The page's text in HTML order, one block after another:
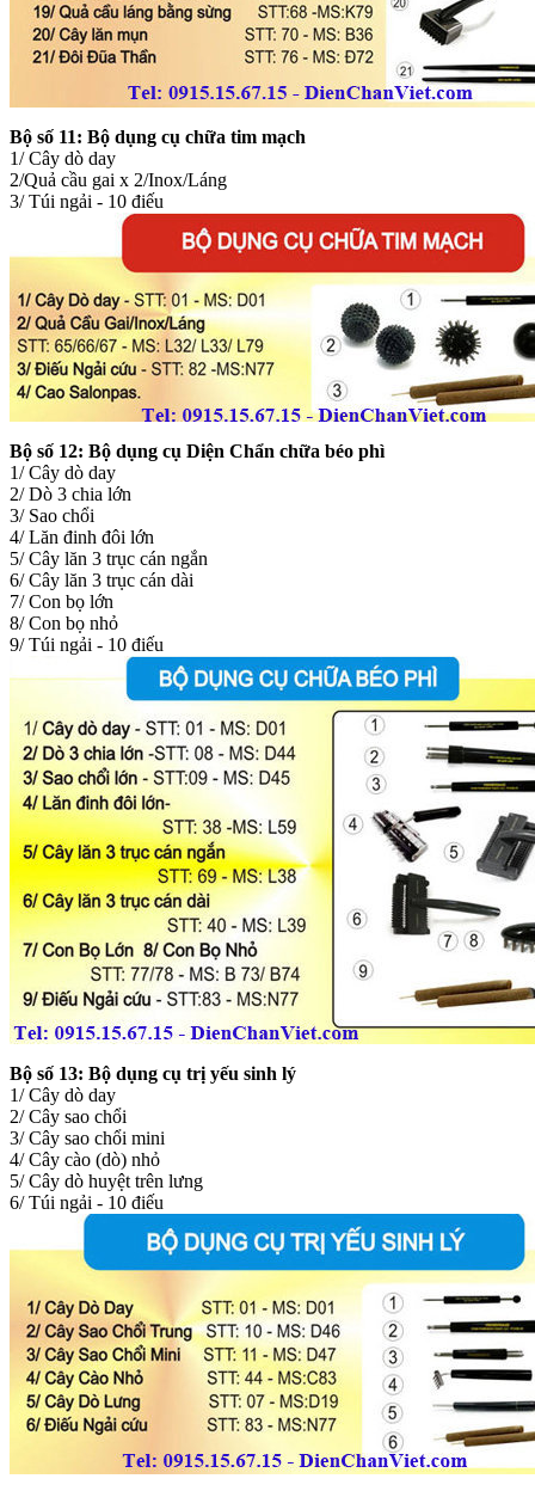
Bộ số 11: Bộ dụng cụ chữa tim mạch
1/ Cây dò day
2/Quả cầu gai x 2/Inox/Láng
3/ Túi ngải - 10 điếu
Bộ số 12: Bộ dụng cụ Diện Chẩn chữa béo phì
1/ Cây dò day
2/ Dò 3 chia lớn
3/ Sao chổi
4/ Lăn đinh đôi lớn
5/ Cây lăn 3 trục cán ngắn
6/ Cây lăn 3 trục cán dài
7/ Con bọ lớn
8/ Con bọ nhỏ
9/ Túi ngải - 10 điếu
Bộ số 13: Bộ dụng cụ trị yếu sinh lý
1/ Cây dò day
2/ Cây sao chổi
3/ Cây sao chổi mini
4/ Cây cào (dò) nhỏ
5/ Cây dò huyệt trên lưng
6/ Túi ngải - 10 điếu